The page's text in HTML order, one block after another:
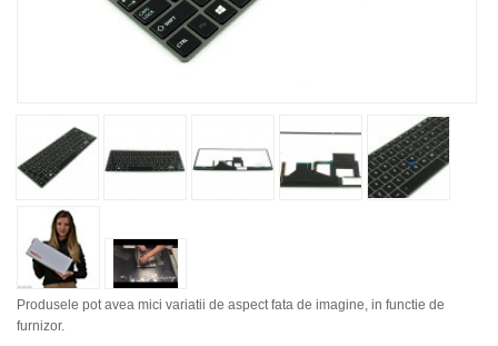
Produsele pot avea mici variatii de aspect fata de imagine, in functie de
furnizor.